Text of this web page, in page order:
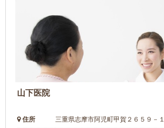
山下医院
住所 三重県志摩市阿児町甲賀２６５９－１